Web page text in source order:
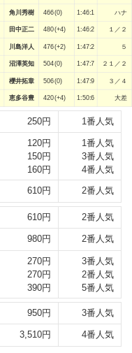
角川秀樹 466(0) 1:46:1 ハナ
田中正二 480(+4) 1:46:2 １／２
川島洋人 476(+2) 1:47:2 ５
沼澤英知 504(0) 1:47:7 ２１／２
櫻井拓章 506(0) 1:47:9 ３／４
恵多谷豊 420(+4) 1:50:6 大差
250円 1番人気
120円
150円
160円
1番人気
3番人気
4番人気
610円 2番人気
610円 2番人気
980円 2番人気
270円
270円
390円
3番人気
2番人気
5番人気
950円 3番人気
3,510円 4番人気